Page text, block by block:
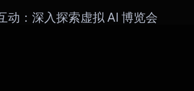
动：深入探索虚拟 AI 博览会